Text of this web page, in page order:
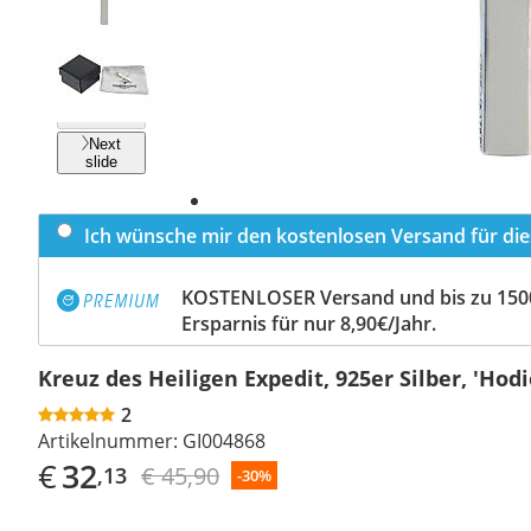
Previous
Next
slide
Ich wünsche mir den kostenlosen Versand für
KOSTENLOSER Versand und bis zu
Ersparnis für nur 8,90€/Jahr.
Kreuz des Heiligen Expedit, 925er Silber,
2
Artikelnummer: GI004868
€32,13 € 45,90 -30%